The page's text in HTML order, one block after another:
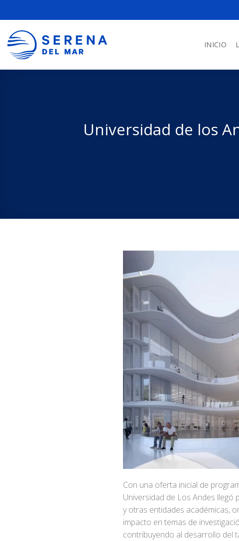
INICIO
Universidad de los
Con una oferta inicial de
Universidad de Los Andes
y otras entidades académicas,
impacto en temas de
contribuyendo al desarrollo del